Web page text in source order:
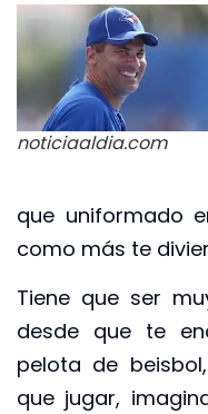
noticiaaldia.com
que uniformado
como más te
Tiene que ser
desde que te
pelota de
que jugar,